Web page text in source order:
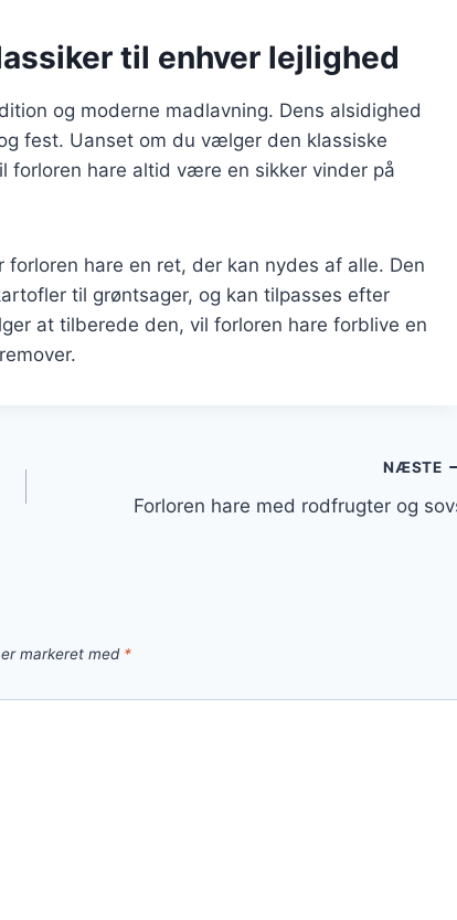
til enhver lejlighed
og moderne madlavning. Dens alsidighed
fest. Uanset om du vælger den klassiske
forloren hare altid være en sikker vinder på
hare en ret, der kan nydes af alle. Den
til grøntsager, og kan tilpasses efter
at tilberede den, vil forloren hare forblive en
NÆSTE
Forloren hare med rodfrugter og
markeret med *